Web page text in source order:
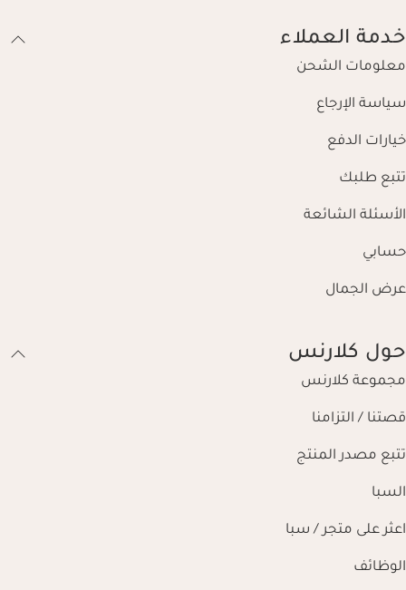
خدمة العملاء
معلومات الشحن
سياسة الإرجاع
خيارات الدفع
تتبع طلبك
الأسئلة الشائعة
حسابي
عرض الجمال
حول كلارنس
مجموعة كلارنس
قصتنا / التزامنا
تتبع مصدر المنتج
السبا
اعثر على متجر / سبا
الوظائف